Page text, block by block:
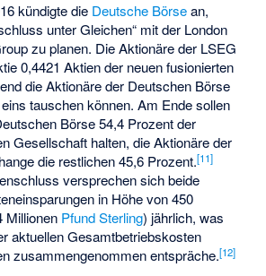
kündigte die Deutsche Börsean,
unter Gleichen“ mit der London
zu planen. Die Aktionäre der LSEG
0,4421 Aktien der neuen fusionierten
die Aktionäre der Deutschen Börse
tauschen können. Am Ende sollen
Börse 54,4 Prozent der
Gesellschaft halten, die Aktionäre der
die restlichen 45,6 Prozent.[11]
versprechen sich beide
in Höhe von 450
Millionen Pfund Sterling) jährlich, was
aktuellen Gesamtbetriebskosten
zusammengenommen entspräche.[12]